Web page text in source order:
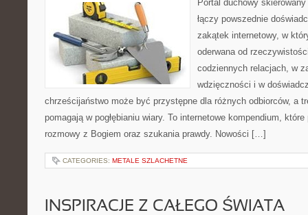
Portal duchowy
łączy powszednie
zakątek internetowy, w
oderwana od
codziennych relacjach, w
wdzięczności i w
chrześcijaństwo może być przystępne dla różnych odbiorców, a
pomagają w pogłębianiu wiary. To internetowe kompendium,
rozmowy z Bogiem oraz szukania prawdy. Nowości […]
CATEGORIES: METALE SZLACHETNE
INSPIRACJE Z CAŁEGO ŚWIATA